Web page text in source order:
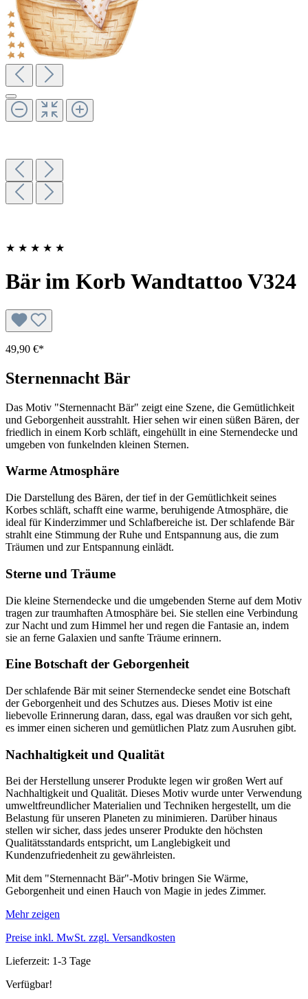
★ ★ ★ ★ ★
Bär im Korb Wandtattoo V324
49,90 €*
Sternennacht Bär
Das Motiv "Sternennacht Bär" zeigt eine Szene, die Gemütlichkeit
und Geborgenheit ausstrahlt. Hier sehen wir einen süßen Bären, der
friedlich in einem Korb schläft, eingehüllt in eine Sternendecke und
umgeben von funkelnden kleinen Sternen.
Warme Atmosphäre
Die Darstellung des Bären, der tief in der Gemütlichkeit seines
Korbes schläft, schafft eine warme, beruhigende Atmosphäre, die
ideal für Kinderzimmer und Schlafbereiche ist. Der schlafende Bär
strahlt eine Stimmung der Ruhe und Entspannung aus, die zum
Träumen und zur Entspannung einlädt.
Sterne und Träume
Die kleine Sternendecke und die umgebenden Sterne auf dem Motiv
tragen zur traumhaften Atmosphäre bei. Sie stellen eine Verbindung
zur Nacht und zum Himmel her und regen die Fantasie an, indem
sie an ferne Galaxien und sanfte Träume erinnern.
Eine Botschaft der Geborgenheit
Der schlafende Bär mit seiner Sternendecke sendet eine Botschaft
der Geborgenheit und des Schutzes aus. Dieses Motiv ist eine
liebevolle Erinnerung daran, dass, egal was draußen vor sich geht,
es immer einen sicheren und gemütlichen Platz zum Ausruhen gibt.
Nachhaltigkeit und Qualität
Bei der Herstellung unserer Produkte legen wir großen Wert auf
Nachhaltigkeit und Qualität. Dieses Motiv wurde unter Verwendung
umweltfreundlicher Materialien und Techniken hergestellt, um die
Belastung für unseren Planeten zu minimieren. Darüber hinaus
stellen wir sicher, dass jedes unserer Produkte den höchsten
Qualitätsstandards entspricht, um Langlebigkeit und
Kundenzufriedenheit zu gewährleisten.
Mit dem "Sternennacht Bär"-Motiv bringen Sie Wärme,
Geborgenheit und einen Hauch von Magie in jedes Zimmer.
Mehr zeigen
Preise inkl. MwSt. zzgl. Versandkosten
Lieferzeit: 1-3 Tage
Verfügbar!